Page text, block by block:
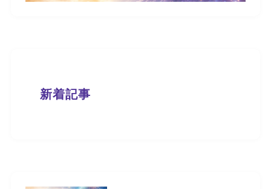
新着記事